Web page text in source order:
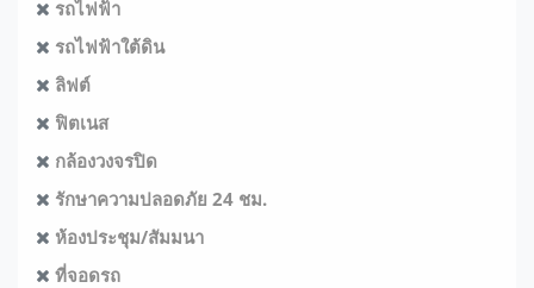
รถไฟฟ้า
รถไฟฟ้าใต้ดิน
ลิฟต์
ฟิตเนส
กล้องวงจรปิด
รักษาความปลอดภัย 24 ชม.
ห้องประชุม/สัมมนา
ที่จอดรถ